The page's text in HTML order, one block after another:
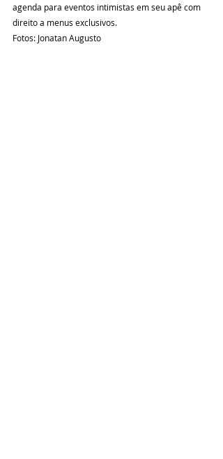
agenda para eventos intimistas em seu apê com
direito a menus exclusivos.
Fotos: Jonatan Augusto